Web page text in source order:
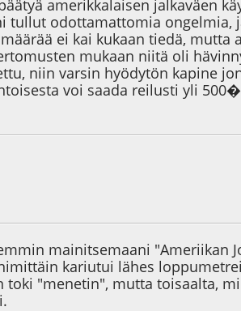
amerikkalaisen jalkaväen
tullut odottamattomia ongelmia,
ei kai kukaan tiedä, mutta
mukaan niitä oli
niin varsin hyödytön kapine
voi saada reilusti yli
mainitsemaani "Ameriikan
kariutui lähes
"menetin", mutta toisaalta,